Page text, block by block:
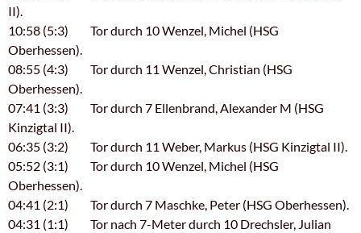
II).
10:58 (5:3) Tor durch 10 Wenzel, Michel (HSG
Oberhessen).
08:55 (4:3) Tor durch 11 Wenzel, Christian (HSG
Oberhessen).
07:41 (3:3) Tor durch 7 Ellenbrand, Alexander M (HSG
Kinzigtal II).
06:35 (3:2) Tor durch 11 Weber, Markus (HSG Kinzigtal II).
05:52 (3:1) Tor durch 10 Wenzel, Michel (HSG
Oberhessen).
04:41 (2:1) Tor durch 7 Maschke, Peter (HSG Oberhessen).
04:31 (1:1) Tor nach 7-Meter durch 10 Drechsler, Julian